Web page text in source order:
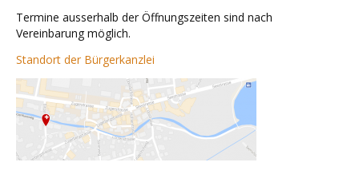
Termine ausserhalb der Öffnungszeiten sind nach
Vereinbarung möglich.
Standort der Bürgerkanzlei